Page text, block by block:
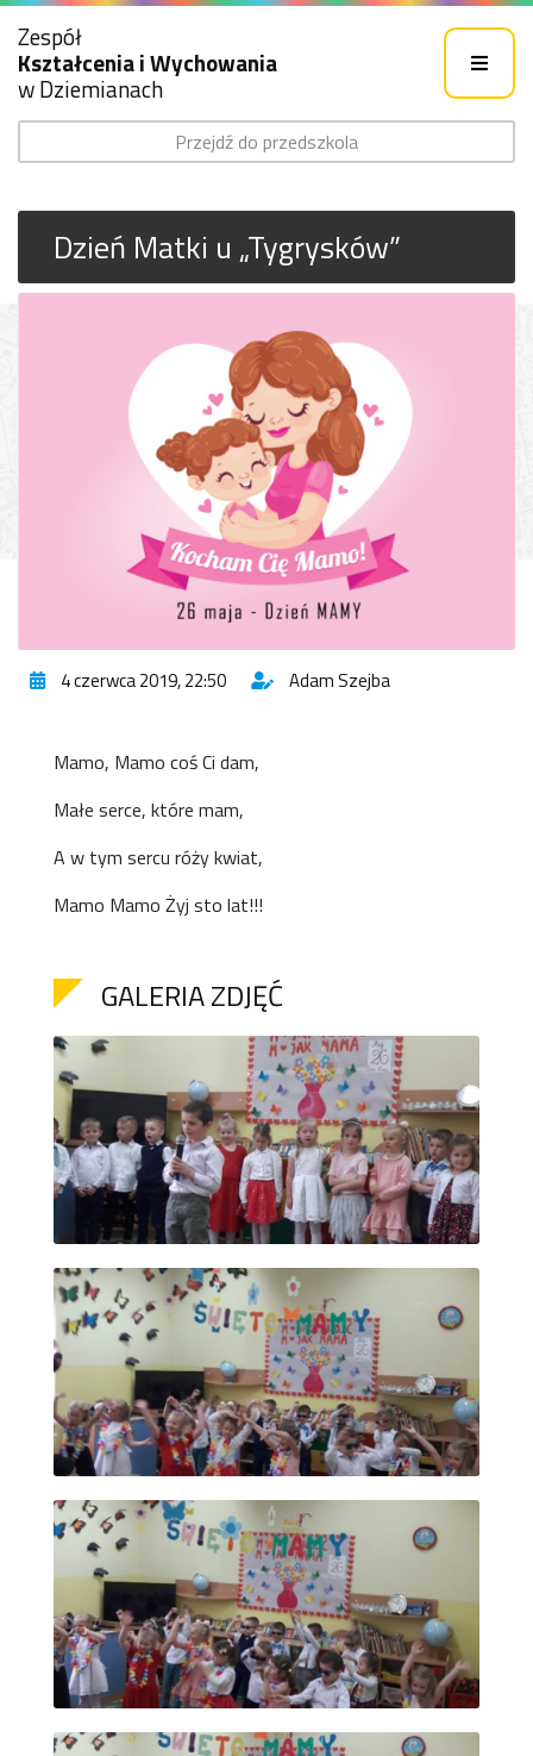
Zespół
Kształcenia i Wychowania
w Dziemianach
Przejdź do przedszkola
Dzień Matki u „Tygrysków”
4 czerwca 2019, 22:50 Adam Szejba
Mamo, Mamo coś Ci dam,
Małe serce, które mam,
A w tym sercu róży kwiat,
Mamo Mamo Żyj sto lat!!!
GALERIA ZDJĘĆ